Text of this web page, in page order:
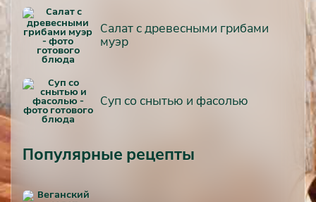
Салат с древесными грибами
муэр
Суп со снытью и фасолью
Популярные рецепты